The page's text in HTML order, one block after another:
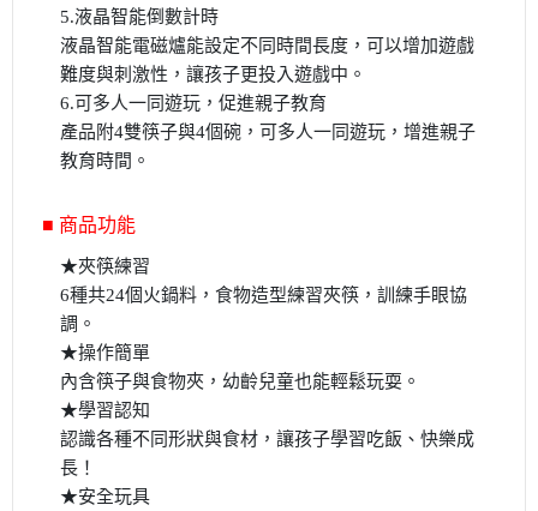
5.液晶智能倒數計時
液晶智能電磁爐能設定不同時間長度，可以增加遊戲
難度與刺激性，讓孩子更投入遊戲中。
6.可多人一同遊玩，促進親子教育
產品附4雙筷子與4個碗，可多人一同遊玩，增進親子
教育時間。
■ 商品功能
★夾筷練習
6種共24個火鍋料，食物造型練習夾筷，訓練手眼協
調。
★操作簡單
內含筷子與食物夾，幼齡兒童也能輕鬆玩耍。
★學習認知
認識各種不同形狀與食材，讓孩子學習吃飯、快樂成
長！
★安全玩具